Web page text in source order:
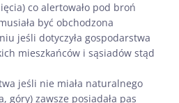
co alertowało pod broń
być obchodzona
jeśli dotyczyła gospodarstwa
mieszkańców i sąsiadów stąd
jeśli nie miała naturalnego
góry) zawsze posiadała pas